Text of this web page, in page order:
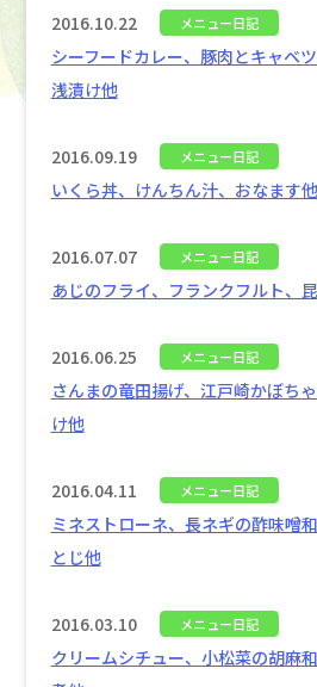
2016.10.22 メニュー日記
シーフードカレー、豚肉とキャベ
浅漬け他
2016.09.19 メニュー日記
いくら丼、けんちん汁、おなます他
2016.07.07 メニュー日記
あじのフライ、フランクフルト、
2016.06.25 メニュー日記
さんまの竜田揚げ、江戸崎かぼち
け他
2016.04.11 メニュー日記
ミネストローネ、長ネギの酢味噌
とじ他
2016.03.10 メニュー日記
クリームシチュー、小松菜の胡麻